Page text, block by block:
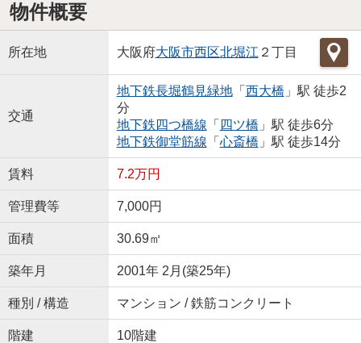
物件概要
所在地 大阪府大阪市西区北堀江 ２丁目
交通
地下鉄長堀鶴見緑地「 西大橋 」駅 徒歩2
分
地下鉄四つ橋線 「 四ツ橋 」駅 徒歩6分
地下鉄御堂筋線 「 心斎橋 」駅 徒歩14分
賃料 7.2万円
管理費等 7,000円
面積 30.69㎡
築年月 2001年 2月(築25年)
種別 / 構造 マンション / 鉄筋コンクリート
階建 10階建